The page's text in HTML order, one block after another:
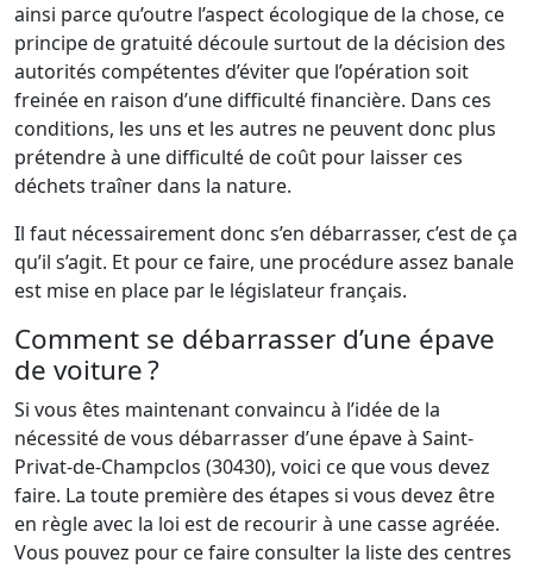
ainsi parce qu’outre l’aspect écologique de la chose, ce
principe de gratuité découle surtout de la décision des
autorités compétentes d’éviter que l’opération soit
freinée en raison d’une difficulté financière. Dans ces
conditions, les uns et les autres ne peuvent donc plus
prétendre à une difficulté de coût pour laisser ces
déchets traîner dans la nature.
Il faut nécessairement donc s’en débarrasser, c’est de ça
qu’il s’agit. Et pour ce faire, une procédure assez banale
est mise en place par le législateur français.
Comment se débarrasser d’une épave
de voiture ?
Si vous êtes maintenant convaincu à l’idée de la
nécessité de vous débarrasser d’une épave à Saint-
Privat-de-Champclos (30430), voici ce que vous devez
faire. La toute première des étapes si vous devez être
en règle avec la loi est de recourir à une casse agréée.
Vous pouvez pour ce faire consulter la liste des centres